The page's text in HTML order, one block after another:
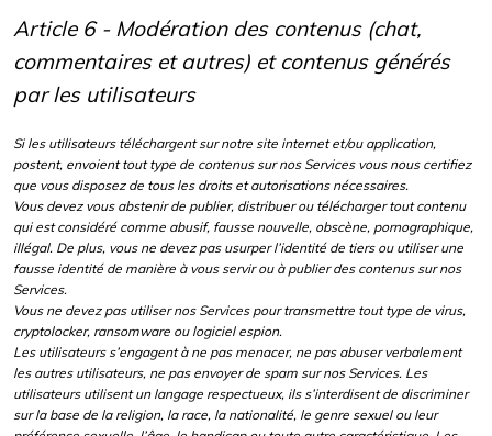
Article 6 - Modération des contenus (chat,
commentaires et autres) et contenus générés
par les utilisateurs
Si les utilisateurs téléchargent sur notre site internet et/ou application,
postent, envoient tout type de contenus sur nos Services vous nous certifiez
que vous disposez de tous les droits et autorisations nécessaires.
Vous devez vous abstenir de publier, distribuer ou télécharger tout contenu
qui est considéré comme abusif, fausse nouvelle, obscène, pornographique,
illégal. De plus, vous ne devez pas usurper l’identité de tiers ou utiliser une
fausse identité de manière à vous servir ou à publier des contenus sur nos
Services.
Vous ne devez pas utiliser nos Services pour transmettre tout type de virus,
cryptolocker, ransomware ou logiciel espion.
Les utilisateurs s’engagent à ne pas menacer, ne pas abuser verbalement
les autres utilisateurs, ne pas envoyer de spam sur nos Services. Les
utilisateurs utilisent un langage respectueux, ils s’interdisent de discriminer
sur la base de la religion, la race, la nationalité, le genre sexuel ou leur